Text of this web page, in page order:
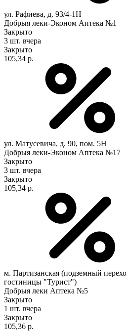
ул. Рафиева, д. 93/4-1Н
Добрыя леки-Эконом Аптека №1
Закрыто
3 шт. вчера
Закрыто
105,34 р.
ул. Матусевича, д. 90, пом. 5Н
Добрыя леки-Эконом Аптека №17
Закрыто
3 шт. вчера
Закрыто
105,34 р.
м. Партизанская (подземный
гостиницы "Турист")
Добрыя леки Аптека №5
Закрыто
1 шт. вчера
Закрыто
105,36 р.